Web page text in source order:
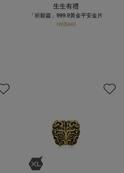
生生有禮
「祈願篇」999.9黃金平安金片
HK$940